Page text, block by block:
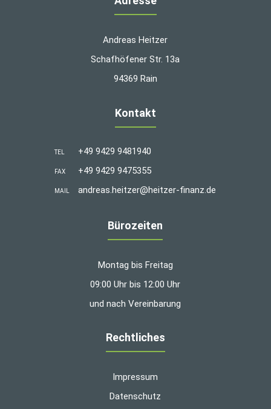
Andreas Heitzer
Schafhöfener Str. 13a
94369 Rain
Kontakt
TEL +49 9429 9481940
FAX +49 9429 9475355
MAIL andreas.heitzer@heitzer-finanz.de
Bürozeiten
Montag bis Freitag
09:00 Uhr bis 12:00 Uhr
und nach Vereinbarung
Rechtliches
Impressum
Datenschutz